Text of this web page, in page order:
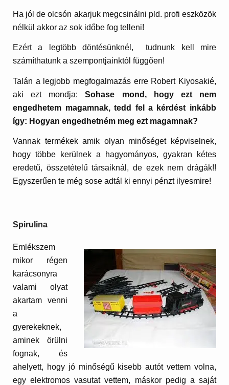
Ha jól de olcsón akarjuk megcsinálni pld. profi eszközök
nélkül akkor az sok időbe fog telleni!
Ezért a legtöbb döntésünknél, tudnunk kell mire
számíthatunk a szempontjainktól függően!
Talán a legjobb megfogalmazás erre Robert Kiyosakié,
aki ezt mondja:Sohase mond, hogy ezt nem
engedhetem magamnak, tedd fel a kérdést inkább
így: Hogyan engedhetném meg ezt magamnak?
Vannak termékek amik olyan minőséget képviselnek,
hogy többe kerülnek a hagyományos, gyakran kétes
eredetű, összetételű társaiknál, de ezek nem drágák!!
Egyszerűen te még sose adtál ki ennyi pénzt ilyesmire!
Spirulina
Emlékszem
mikor régen
karácsonyra
valami olyat
akartam venni
a
gyerekeknek,
aminek örülni
fognak, és
ahelyett, hogy jó minőségű kisebb autót vettem volna,
egy elektromos vasutat vettem, máskor pedig a saját